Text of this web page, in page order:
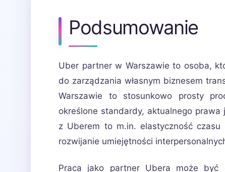
Podsumowanie
Uber partner w Warszawie to osoba,
do zarządzania własnym biznesem
Warszawie to stosunkowo prosty
określone standardy, aktualnego prawa
z Uberem to m.in. elastyczność
rozwijanie umiejętności
Praca jako partner Ubera może być